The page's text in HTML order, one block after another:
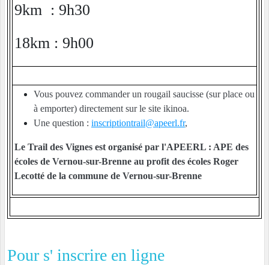
9km : 9h30
18km : 9h00
Vous pouvez commander un rougail saucisse (sur place ou
à emporter) directement sur le site ikinoa.
Une question : inscriptiontrail@apeerl.fr,
Le Trail des Vignes est organisé par l'APEERL : APE des
écoles de Vernou-sur-Brenne au profit des écoles Roger
Lecotté de la commune de Vernou-sur-Brenne
Pour s' inscrire en ligne